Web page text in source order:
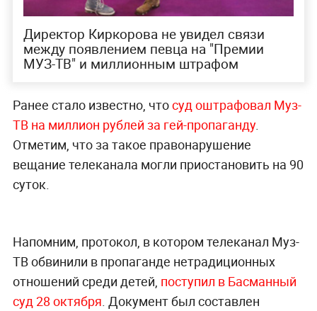
Директор Киркорова не увидел связи
между появлением певца на "Премии
МУЗ-ТВ" и миллионным штрафом
Ранее стало известно, чтосуд оштрафовал Муз-
ТВ на миллион рублей за гей-пропаганду.
Отметим, что за такое правонарушение
вещание телеканала могли приостановить на 90
суток.
Напомним, протокол, в котором телеканал Муз-
ТВ обвинили в пропаганде нетрадиционных
отношений среди детей, поступил в Басманный
суд 28 октября. Документ был составлен